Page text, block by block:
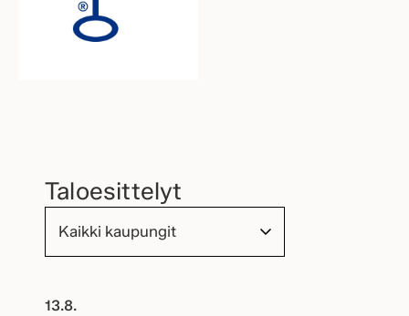
Taloesittelyt
13.8.